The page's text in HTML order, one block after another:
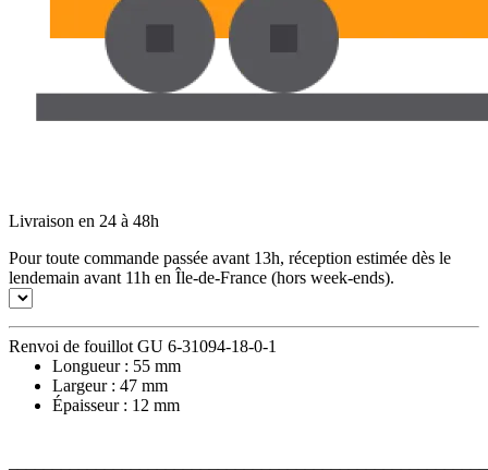
Livraison en 24 à 48h
Pour toute commande passée avant 13h, réception estimée dès le
lendemain avant 11h en Île-de-France (hors week-ends).
Renvoi de fouillot GU 6-31094-18-0-1
Longueur : 55 mm
Largeur : 47 mm
Épaisseur : 12 mm